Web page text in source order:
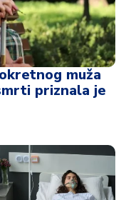
muža
priznala je